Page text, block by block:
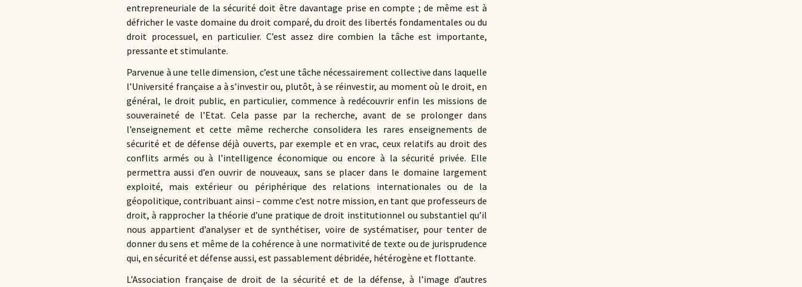
entrepreneuriale de la sécurité doit être davantage prise en compte ; de même est à
défricher le vaste domaine du droit comparé, du droit des libertés fondamentales ou du
droit processuel, en particulier. C’est assez dire combien la tâche est importante,
pressante et stimulante.
Parvenue à une telle dimension, c’est une tâche nécessairement collective dans laquelle
l’Université française a à s’investir ou, plutôt, à se réinvestir, au moment où le droit, en
général, le droit public, en particulier, commence à redécouvrir enfin les missions de
souveraineté de l’Etat. Cela passe par la recherche, avant de se prolonger dans
l’enseignement et cette même recherche consolidera les rares enseignements de
sécurité et de défense déjà ouverts, par exemple et en vrac, ceux relatifs au droit des
conflits armés ou à l’intelligence économique ou encore à la sécurité privée. Elle
permettra aussi d’en ouvrir de nouveaux, sans se placer dans le domaine largement
exploité, mais extérieur ou périphérique des relations internationales ou de la
géopolitique, contribuant ainsi – comme c’est notre mission, en tant que professeurs de
droit, à rapprocher la théorie d’une pratique de droit institutionnel ou substantiel qu’il
nous appartient d’analyser et de synthétiser, voire de systématiser, pour tenter de
donner du sens et même de la cohérence à une normativité de texte ou de jurisprudence
qui, en sécurité et défense aussi, est passablement débridée, hétérogène et flottante.
L’Association française de droit de la sécurité et de la défense, à l’image d’autres